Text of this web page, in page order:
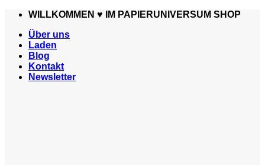
Zum
springen
WILLKOMMEN ♥️ IM PAPIERUNIVERSUM SHOP
Über uns
Laden
Blog
Kontakt
Newsletter